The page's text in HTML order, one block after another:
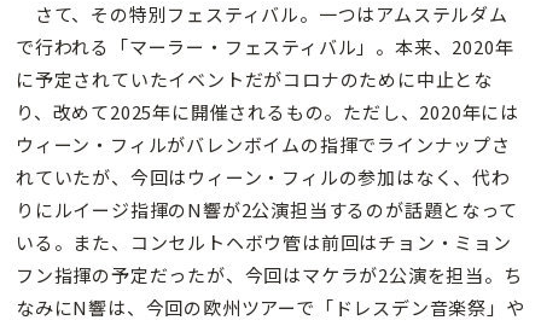
さて、その特別フェスティバル。一つはアムステルダム
で行われる「マーラー・フェスティバル」。本来、2020年
に予定されていたイベントだがコロナのために中止とな
り、改めて2025年に開催されるもの。ただし、2020年には
ウィーン・フィルがバレンボイムの指揮でラインナップさ
れていたが、今回はウィーン・フィルの参加はなく、代わ
りにルイージ指揮のN響が2公演担当するのが話題となって
いる。また、コンセルトヘボウ管は前回はチョン・ミョン
フン指揮の予定だったが、今回はマケラが2公演を担当。ち
なみにN響は、今回の欧州ツアーで「ドレスデン音楽祭」や